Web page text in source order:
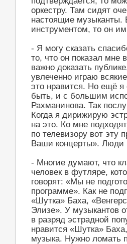
оркестру. Там сидят
настоящие музыканты.
инструментом, то он
- Я могу сказать
то, что он показал мне
важно доказать
увлеченно играю
это нравится. Но ещё
быть, и с большим
Рахманинова. Так
Когда я дирижирую
на это. Ко мне
по телевизору вот эту
Ваши концерты». Люди
- Многие думают, что
человек в футляре,
говорят: «Мы не
программе». Как не
«Шутка» Баха,
Элизе». У музыкантов
в разряд эстрадной
нравится «Шутка»
музыка. Нужно ломать